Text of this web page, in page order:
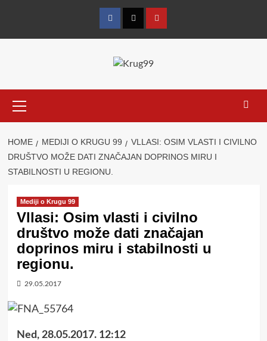
FacebookTwitterYouTube
Menu
HOME MEDIJI O KRUGU 99
VLLASI: OSIM VLASTI I CIVILNO
DRUŠTVO MOŽE DATI ZNAČAJAN DOPRINOS MIRU I
STABILNOSTI U REGIONU.
Mediji o Krugu 99
Vllasi: Osim vlasti i civilno
društvo može dati značajan
doprinos miru i stabilnosti u
regionu.
29.05.2017
Ned, 28.05.2017. 12:12